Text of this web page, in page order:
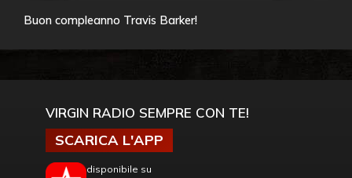
Buon compleanno Travis Barker!
VIRGIN RADIO SEMPRE CON TE!
SCARICA L'APP
disponibile su